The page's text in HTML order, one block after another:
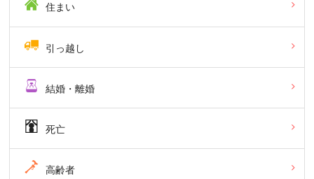
住まい
引っ越し
結婚・離婚
死亡
高齢者